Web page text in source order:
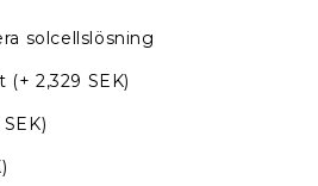
solcellslösning
(+ 2,329 SEK)